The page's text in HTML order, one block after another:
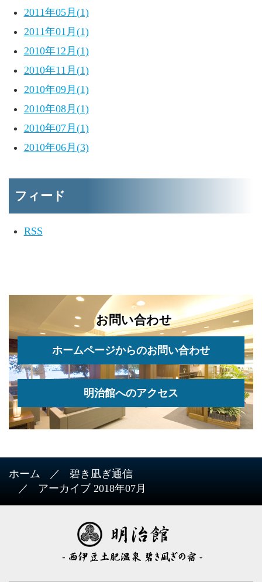
2011年05月(1)
2011年01月(1)
2010年12月(1)
2010年11月(1)
2010年09月(1)
2010年08月(1)
2010年07月(1)
2010年06月(3)
フィード
RSS
お問い合わせ
ホームページからのお問い合わせ
明治館へのアクセス
ホーム
碧き凪ぎ通信
アーカイブ 2018年07月